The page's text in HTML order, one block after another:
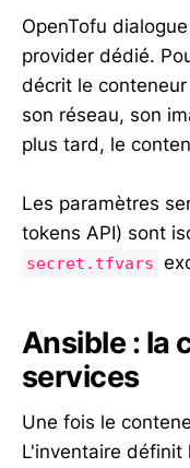
OpenTofu
provider dédié.
décrit le
son réseau, son
plus tard, le
Les paramètres
tokens API) sont
secret.tfvars
Ansible : la
services
Une fois le
L'inventaire définit